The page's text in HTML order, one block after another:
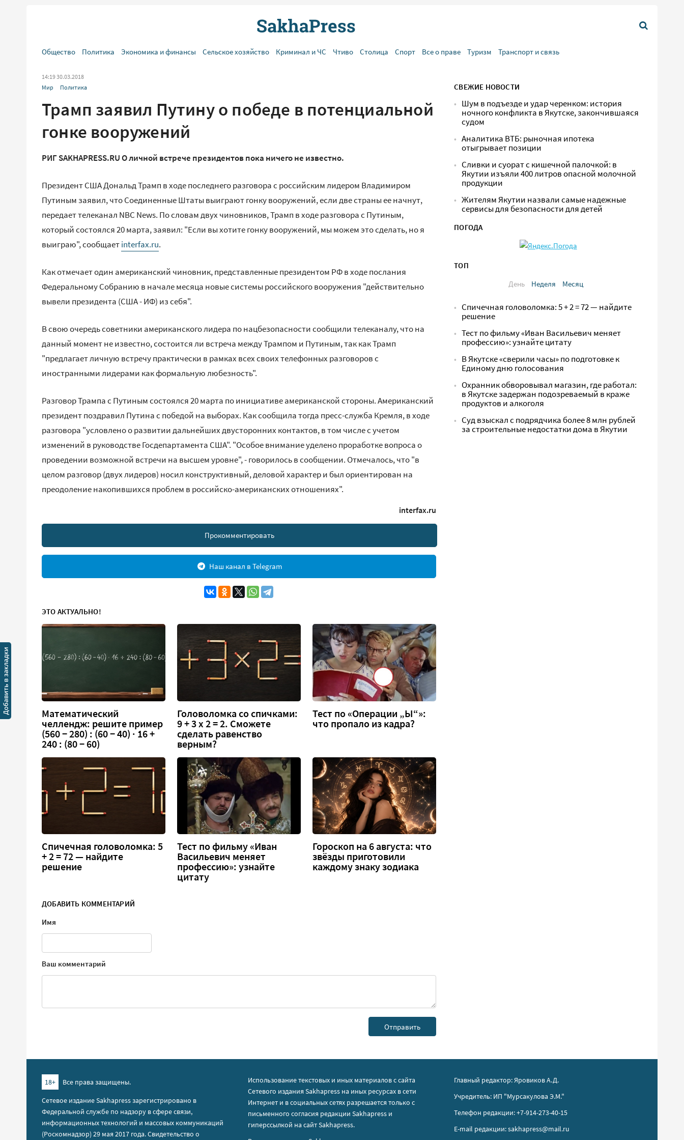
Общество Политика Экономика и финансы Сельское хозяйство Криминал и ЧС Чтиво Столица Спорт Все о праве Туризм Транспорт и связь
14:19 30.03.2018
Мир
Политика
Трамп заявил Путину о победе в потенциальной
гонке вооружений
РИГ SAKHAPRESS.RU О личной встрече президентов пока ничего не известно.
Президент США Дональд Трамп в ходе последнего разговора с российским лидером Владимиром
Путиным заявил, что Соединенные Штаты выиграют гонку вооружений, если две страны ее начнут,
передает телеканал NBC News. По словам двух чиновников, Трамп в ходе разговора с Путиным,
который состоялся 20 марта, заявил: "Если вы хотите гонку вооружений, мы можем это сделать, но я
выиграю", сообщаетinterfax.ru.
Как отмечает один американский чиновник, представленные президентом РФ в ходе послания
Федеральному Собранию в начале месяца новые системы российского вооружения "действительно
вывели президента (США - ИФ) из себя".
В свою очередь советники американского лидера по нацбезопасности сообщили телеканалу, что на
данный момент не известно, состоится ли встреча между Трампом и Путиным, так как Трамп
"предлагает личную встречу практически в рамках всех своих телефонных разговоров с
иностранными лидерами как формальную любезность".
Разговор Трампа с Путиным состоялся 20 марта по инициативе американской стороны. Американский
президент поздравил Путина с победой на выборах. Как сообщила тогда пресс-служба Кремля, в ходе
разговора "условлено о развитии дальнейших двусторонних контактов, в том числе с учетом
изменений в руководстве Госдепартамента США". "Особое внимание уделено проработке вопроса о
проведении возможной встречи на высшем уровне", - говорилось в сообщении. Отмечалось, что "в
целом разговор (двух лидеров) носил конструктивный, деловой характер и был ориентирован на
преодоление накопившихся проблем в российско-американских отношениях".
interfax.ru
Прокомментировать
Наш канал в Telegram
ЭТО АКТУАЛЬНО!
Математический
челлендж: решите пример
(560 − 280) : (60 − 40) · 16 +
240 : (80 − 60)
Головоломка со спичками:
9 + 3 х 2 = 2. Сможете
сделать равенство
верным?
Тест по «Операции „Ы“»:
что пропало из кадра?
Спичечная головоломка: 5
+ 2 = 72 — найдите
решение
Тест по фильму «Иван
Васильевич меняет
профессию»: узнайте
цитату
Гороскоп на 6 августа: что
звёзды приготовили
каждому знаку зодиака
ДОБАВИТЬ КОММЕНТАРИЙ
Имя
Ваш комментарий
СВЕЖИЕ НОВОСТИ
Шум в подъезде и удар черенком: история
ночного конфликта в Якутске, закончившаяся
судом
Аналитика ВТБ: рыночная ипотека
отыгрывает позиции
Сливки и суорат с кишечной палочкой: в
Якутии изъяли 400 литров опасной молочной
продукции
Жителям Якутии назвали самые надежные
сервисы для безопасности для детей
ПОГОДА
ТОП
День
Неделя Месяц
Спичечная головоломка: 5 + 2 = 72 — найдите
решение
Тест по фильму «Иван Васильевич меняет
профессию»: узнайте цитату
В Якутске «сверили часы» по подготовке к
Единому дню голосования
Охранник обворовывал магазин, где работал:
в Якутске задержан подозреваемый в краже
продуктов и алкоголя
Суд взыскал с подрядчика более 8 млн рублей
за строительные недостатки дома в Якутии
18+
Все права защищены.
Сетевое издание Sakhapress зарегистрировано в
Федеральной службе по надзору в сфере связи,
информационных технологий и массовых коммуникаций
(Роскомнадзор) 29 мая 2017 года. Свидетельство о
Использование текстовых и иных материалов с сайта
Сетевого издания Sakhapress на иных ресурсах в сети
Интернет и в социальных сетях разрешается только с
письменного согласия редакции Sakhapress и
гиперссылкой на сайт Sakhapress.
Главный редактор: Яровиков А.Д.
Учредитель: ИП "Мурсакулова Э.М."
Телефон редакции: +7-914-273-40-15
E-mail редакции: sakhapress@mail.ru